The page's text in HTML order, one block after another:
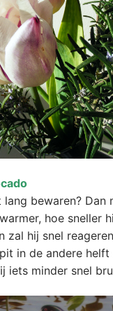
bewaren? Dan
hoe sneller
zal hij snel
in de andere helft
iets minder snel